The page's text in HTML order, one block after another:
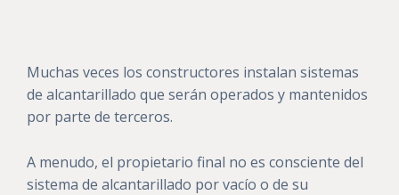
Muchas veces los constructores instalan sistemas
de alcantarillado que serán operados y mantenidos
por parte de terceros.
A menudo, el propietario final no es consciente del
sistema de alcantarillado por vacío o de su